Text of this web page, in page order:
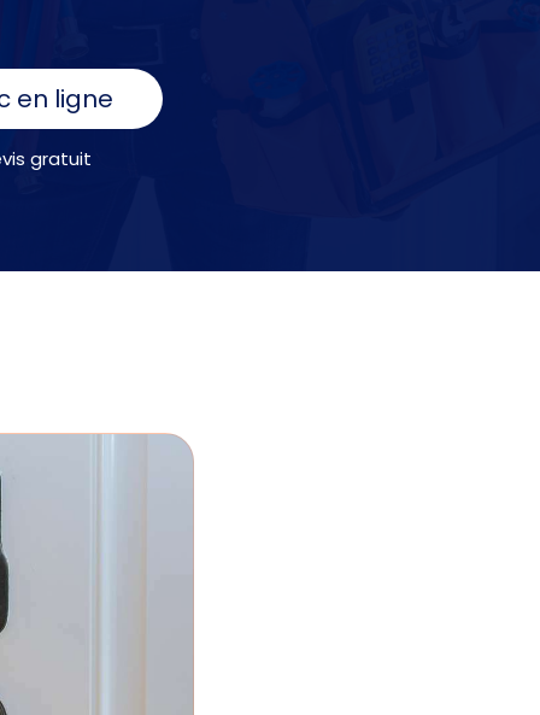
en ligne
gratuit